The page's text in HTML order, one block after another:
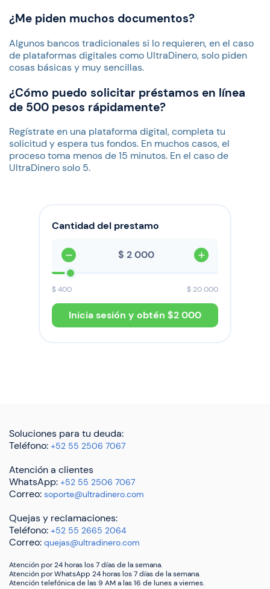
¿Me piden muchos documentos?
Algunos bancos tradicionales si lo requieren, en el caso
de plataformas digitales como UltraDinero, solo piden
cosas básicas y muy sencillas.
¿Cómo puedo solicitar préstamos en línea
de 500 pesos rápidamente?
Regístrate en una plataforma digital, completa tu
solicitud y espera tus fondos. En muchos casos, el
proceso toma menos de 15 minutos. En el caso de
UltraDinero solo 5.
Cantidad del prestamo
$
$400 $ 20 000
Inicia sesión y obtén $2 000
Soluciones para tu deuda:
Teléfono: +52 55 2506 7067
Atención a clientes
WhatsApp: +52 55 2506 7067
Correo: soporte@ultradinero.com
Quejas y reclamaciones:
Teléfono: +52 55 2665 2064
Correo: quejas@ultradinero.com
Atención por 24 horas los 7 días de la semana.
Atención por WhatsApp 24 horas los 7 días de la semana.
Atención telefónica de las 9 AM a las 16 de lunes a viernes.